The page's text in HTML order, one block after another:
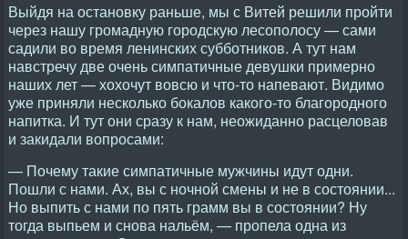
Выйдя на остановку раньше, мы с Витей решили пройти
через нашу громадную городскую лесополосу — сами
садили во время ленинских субботников. А тут нам
навстречу две очень симпатичные девушки примерно
наших лет — хохочут вовсю и что-то напевают. Видимо
уже приняли несколько бокалов какого-то благородного
напитка. И тут они сразу к нам, неожиданно расцеловав
и закидали вопросами:
— Почему такие симпатичные мужчины идут одни.
Пошли с нами. Ах, вы с ночной смены и не в состоянии...
Но выпить с нами по пять грамм вы в состоянии? Ну
тогда выпьем и снова нальём, — пропела одна из